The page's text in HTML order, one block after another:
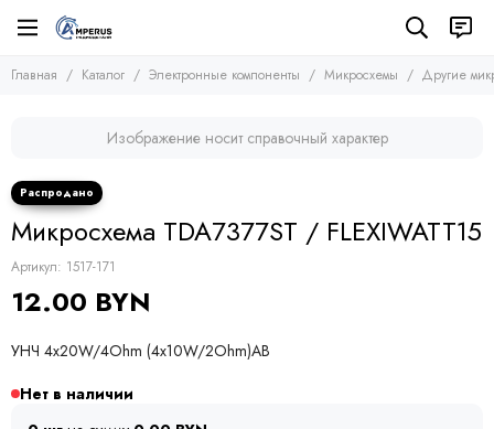
Электронные компоненты
Микросхемы
Микроконтроллеры
Другие микросхемы
Стабилизаторы
Транзисторы
Тиристоры и симисторы
Модули
Конденсаторы
Резисторы
Предохранители
Дроссели
Главная Каталог Электронные компоненты Микросхемы Другие
Изображение носит справочный характер
Микросхема TDA7377ST / FLEXIWATT15
Артикул: 1517-171
12.00 BYN
УНЧ 4х20W/4Ohm (4x10W/2Ohm)AB
Нет в наличии